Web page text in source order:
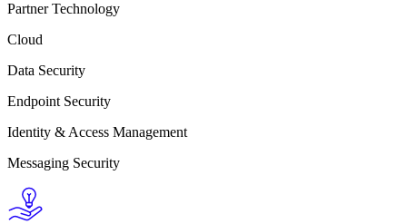
Partner Technology
Cloud
Data Security
Endpoint Security
Identity & Access Management
Messaging Security